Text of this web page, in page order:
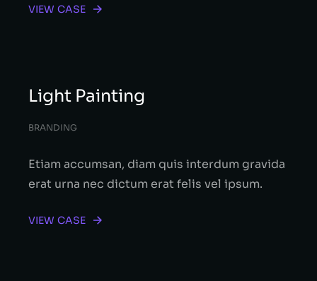
VIEW CASE
Light Painting
BRANDING
Etiam accumsan, diam quis interdum gravida
erat urna nec dictum erat felis vel ipsum.
VIEW CASE